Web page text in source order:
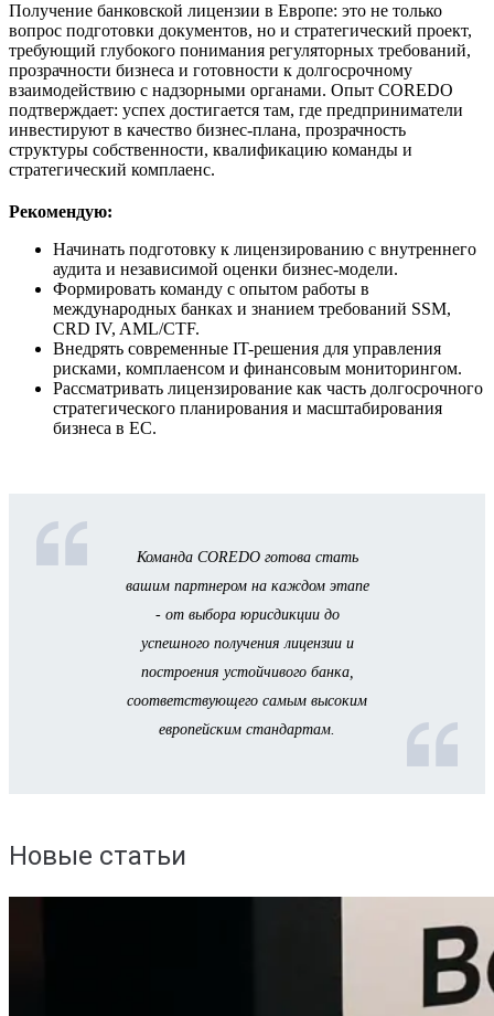
Получение банковской лицензии в Европе: это не только
вопрос подготовки документов, но и стратегический проект,
требующий глубокого понимания регуляторных требований,
прозрачности бизнеса и готовности к долгосрочному
взаимодействию с надзорными органами. Опыт COREDO
подтверждает: успех достигается там, где предприниматели
инвестируют в качество бизнес-плана, прозрачность
структуры собственности, квалификацию команды и
стратегический комплаенс.
Рекомендую:
Начинать подготовку к лицензированию с внутреннего
аудита и независимой оценки бизнес-модели.
Формировать команду с опытом работы в
международных банках и знанием требований SSM,
CRD IV, AML/CTF.
Внедрять современные IT-решения для управления
рисками, комплаенсом и финансовым мониторингом.
Рассматривать лицензирование как часть долгосрочного
стратегического планирования и масштабирования
бизнеса в ЕС.
Команда COREDO готова стать
вашим партнером на каждом этапе
- от выбора юрисдикции до
успешного получения лицензии и
построения устойчивого банка,
соответствующего самым высоким
европейским стандартам.
Новые статьи